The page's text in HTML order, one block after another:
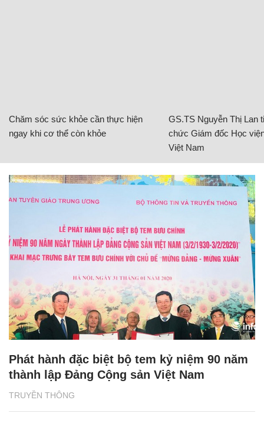
Chăm sóc sức khỏe cần thực hiện
ngay khi cơ thể còn khỏe
GS.TS Nguyễn Thị Lan
chức Giám đốc Học
Việt Nam
TRUYỀN THÔNG
Phát hành đặc biệt bộ tem kỷ niệm 90 năm
thành lập Đảng Cộng sản Việt Nam